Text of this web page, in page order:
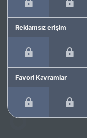
Reklamsız erişim
Favori Kavramlar